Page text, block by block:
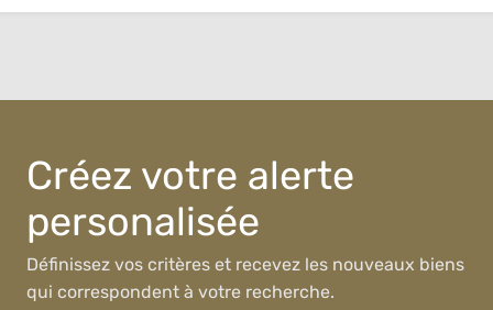
Créez votre alerte
personalisée
Définissez vos critères et recevez les nouveaux biens
qui correspondent à votre recherche.